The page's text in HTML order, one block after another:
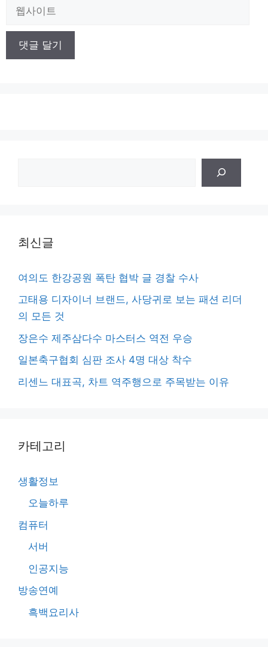
최신글
여의도 한강공원 폭탄 협박 글 경찰 수사
고태용 디자이너 브랜드, 사당귀로 보는 패션 리더
의 모든 것
장은수 제주삼다수 마스터스 역전 우승
일본축구협회 심판 조사 4명 대상 착수
리센느 대표곡, 차트 역주행으로 주목받는 이유
카테고리
생활정보
오늘하루
컴퓨터
서버
인공지능
방송연예
흑백요리사